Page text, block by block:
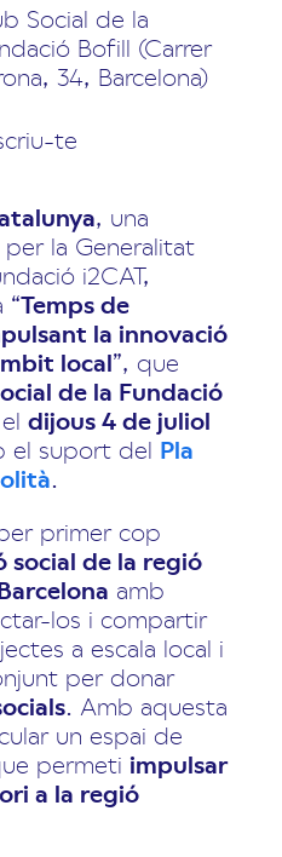
Social de la
Bofill (Carrer
34, Barcelona)
te
, una
la Generalitat
i2CAT,
“Temps de
la innovació
local”, que
de la Fundació
dijous 4 de juliol
el suport del Pla
.
primer cop
social de la regió
amb
los i compartir
a escala local i
per donar
. Amb aquesta
un espai de
permetiimpulsar
a la regió